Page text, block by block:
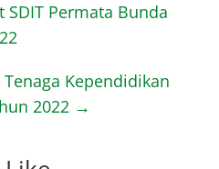
SDIT Permata Bunda
Kependidikan
2022 →